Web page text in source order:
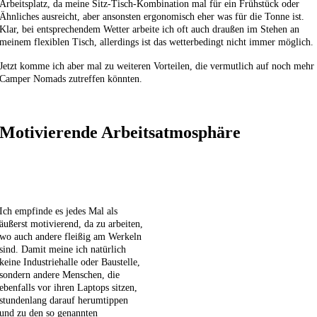
Arbeitsplatz, da meine Sitz-Tisch-Kombination mal für ein Frühstück oder
Ähnliches ausreicht, aber ansonsten ergonomisch eher was für die Tonne ist.
Klar, bei entsprechendem Wetter arbeite ich oft auch draußen im Stehen an
meinem flexiblen Tisch, allerdings ist das wetterbedingt nicht immer möglich.
Jetzt komme ich aber mal zu weiteren Vorteilen, die vermutlich auf noch mehr
Camper Nomads zutreffen könnten.
Motivierende Arbeitsatmosphäre
Ich empfinde es jedes Mal als
äußerst motivierend, da zu arbeiten,
wo auch andere fleißig am Werkeln
sind. Damit meine ich natürlich
keine Industriehalle oder Baustelle,
sondern andere Menschen, die
ebenfalls vor ihren Laptops sitzen,
stundenlang darauf herumtippen
und zu den so genannten